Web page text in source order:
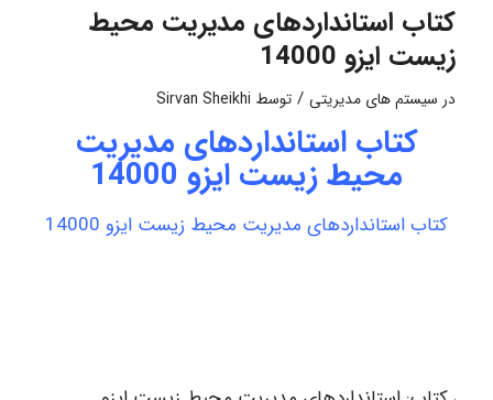
کتاب استانداردهای مدیریت محیط
زیست ایزو 14000
در سیستم های مدیریتی / توسط Sirvan Sheikhi
کتاب استانداردهای مدیریت
محیط زیست ایزو 14000
کتاب استانداردهای مدیریت محیط زیست ایزو 14000